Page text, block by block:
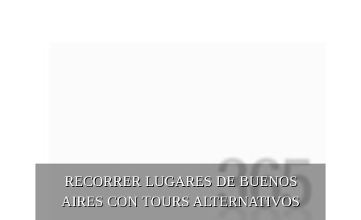
RECORRER LUGARES DE BUENOS
AIRES CON TOURS ALTERNATIVOS